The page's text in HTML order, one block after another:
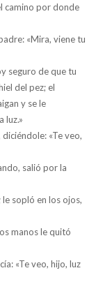
camino por donde
«Mira, viene tu
seguro de que tu
del pez; el
y se le
luz.»
«Te veo,
salió por la
le sopló en los ojos,
manos le quitó
«Te veo, hijo, luz